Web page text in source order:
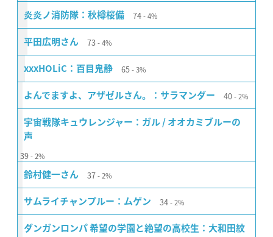
炎炎ノ消防隊：秋樽桜備 74 4%
平田広明さん 73 4%
xxxHOLiC：百目鬼静 65 3%
よんでますよ、アザゼルさん。：サラマンダー 40 2%
宇宙戦隊キュウレンジャー：ガル / オオカミブルーの
声
39 2%
鈴村健一さん 37 2%
サムライチャンプルー：ムゲン 34 2%
ダンガンロンパ 希望の学園と絶望の高校生：大和田紋